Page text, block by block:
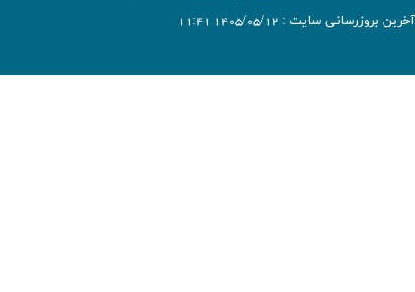
آخرین بروزرسانی سایت : 1405/05/12 11:41